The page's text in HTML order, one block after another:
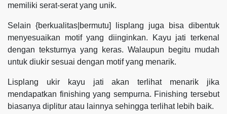
memiliki serat-serat yang unik.
Selain {berkualitas|bermutu] lisplang juga bisa dibentuk
menyesuaikan motif yang diinginkan. Kayu jati terkenal
dengan teksturnya yang keras. Walaupun begitu mudah
untuk diukir sesuai dengan motif yang menarik.
Lisplang ukir kayu jati akan terlihat menarik jika
mendapatkan finishing yang sempurna. Finishing tersebut
biasanya diplitur atau lainnya sehingga terlihat lebih baik.